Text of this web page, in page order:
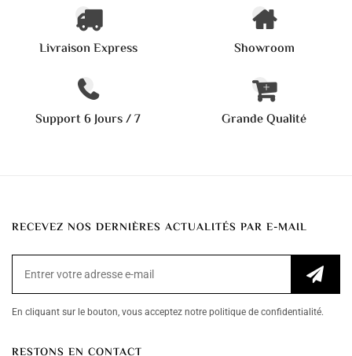
Livraison Express Showroom
Support 6 Jours / 7 Grande Qualité
RECEVEZ NOS DERNIÈRES ACTUALITÉS PAR E-MAIL
En cliquant sur le bouton, vous acceptez notre politique de confidentialité.